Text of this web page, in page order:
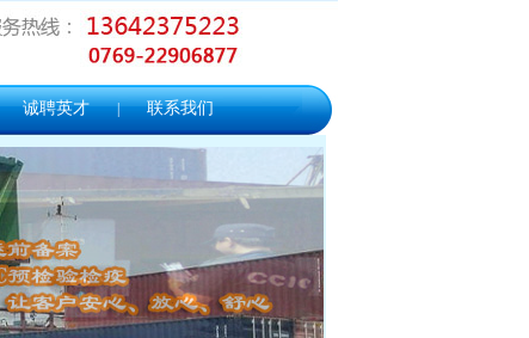
诚聘英才 | 联系我们